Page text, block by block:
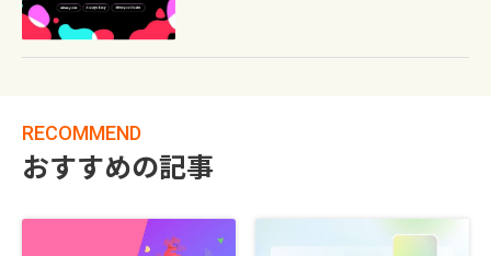
RECOMMEND
おすすめの記事